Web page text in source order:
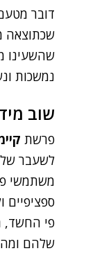
שכתוצאה
שהשעינו
נמשכות
שוב
פרשת
לשעבר
משתמשי
ספציפיים
פי החשד,
שלהם